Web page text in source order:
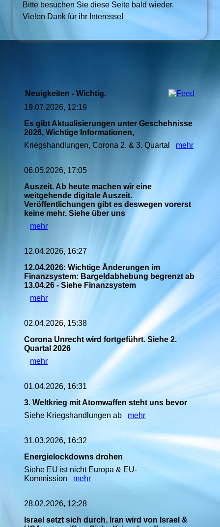
Bitte besuchen Sie diese Seite bald wieder.
Vielen Dank für ihr Interesse!
Neuigkeiten - Wichtig.
19.07.2026, 12:19
Es gibt Aktualisierungen unter Geschehnisse
2026, Wichtige Informationen,
Kriegshandlungen, Corona 2. & 3. Quartal mehr
06.05.2026, 17:05
Auszeit. Ab heute machen wir eine
weitgehende digitale Auszeit.
Veröffentlichungen gibt es deswegen vorerst
keine mehr. Siehe über uns
mehr
12.04.2026, 16:27
12.04.2026: Wichtige Änderungen im
Finanzsystem: Bargeldabhebung begrenzt ab
13.04.26 - Siehe Finanzsystem
mehr
02.04.2026, 15:38
Corona Unrecht wird fortgeführt. Siehe 2.
Quartal 2026
mehr
01.04.2026, 16:31
3. Weltkrieg mit Atomwaffen steht uns bevor
Siehe Kriegshandlungen ab mehr
31.03.2026, 16:32
Energielockdowns drohen
Siehe EU ist nicht Europa & EU-
Kommission mehr
28.02.2026, 12:28
Israel setzt sich durch. Iran wird von Israel &